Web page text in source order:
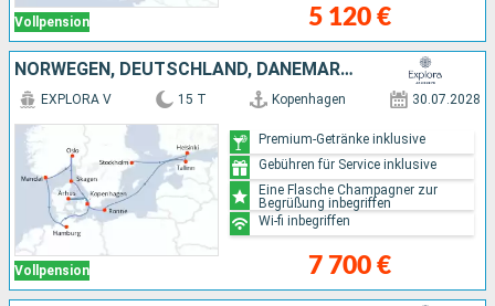
Vollpension 5 120 €
NORWEGEN, DEUTSCHLAND, DÄNEMARK, ESTLAND, FINNLAND, SCHWEDEN
Vollpension
EXPLORA V 15 T Kopenhagen 30.07.2028
7 700 €
Premium-Getränke inklusive
Gebühren für Service inklusive
Eine Flasche Champagner zur
Begrüßung inbegriffen
Wi-fi inbegriffen